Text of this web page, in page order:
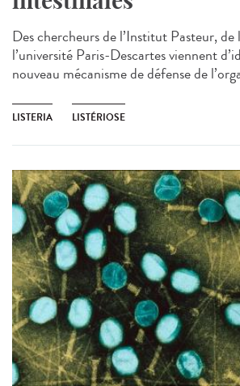
Des chercheurs de l’Institut Pasteur, de
l’université Paris-Descartes viennent
nouveau mécanisme de défense de
LISTERIA LISTÉRIOSE